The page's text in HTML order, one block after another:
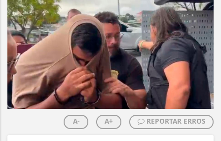
A- A+ REPORTAR ERROS